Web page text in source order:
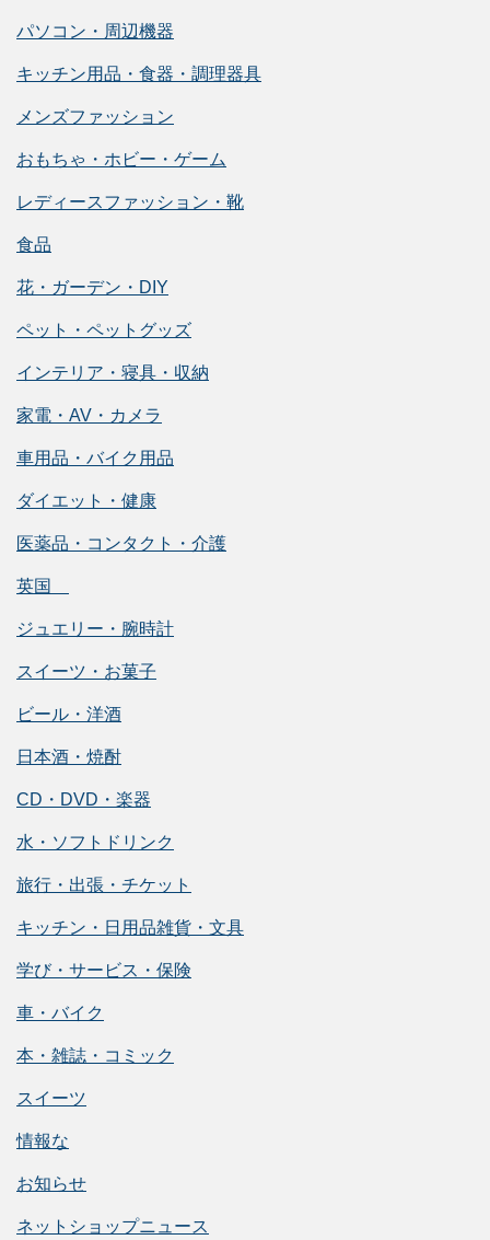
パソコン・周辺機器
キッチン用品・食器・調理器具
メンズファッション
おもちゃ・ホビー・ゲーム
レディースファッション・靴
食品
花・ガーデン・DIY
ペット・ペットグッズ
インテリア・寝具・収納
家電・AV・カメラ
車用品・バイク用品
ダイエット・健康
医薬品・コンタクト・介護
英国
ジュエリー・腕時計
スイーツ・お菓子
ビール・洋酒
日本酒・焼酎
CD・DVD・楽器
水・ソフトドリンク
旅行・出張・チケット
キッチン・日用品雑貨・文具
学び・サービス・保険
車・バイク
本・雑誌・コミック
スイーツ
情報な
お知らせ
ネットショップニュース